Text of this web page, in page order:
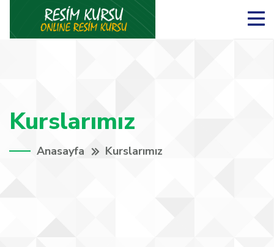
Kurslarımız
Anasayfa Kurslarımız